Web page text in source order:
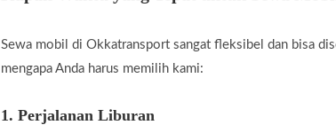
Sewa mobil di Okkatransport sangat fleksibel dan bisa
mengapa Anda harus memilih kami:
1. Perjalanan Liburan